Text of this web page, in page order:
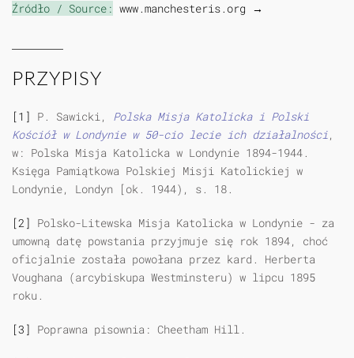
Źródło / Source: www.manchesteris.org →
PRZYPISY
[1] P. Sawicki, Polska Misja Katolicka i Polski
Kościół w Londynie w 50-cio lecie ich działalności,
w: Polska Misja Katolicka w Londynie 1894-1944.
Księga Pamiątkowa Polskiej Misji Katolickiej w
Londynie, Londyn [ok. 1944), s. 18.
[2] Polsko-Litewska Misja Katolicka w Londynie - za
umowną datę powstania przyjmuje się rok 1894, choć
oficjalnie została powołana przez kard. Herberta
Voughana (arcybiskupa Westminsteru) w lipcu 1895
roku.
[3] Poprawna pisownia: Cheetham Hill.